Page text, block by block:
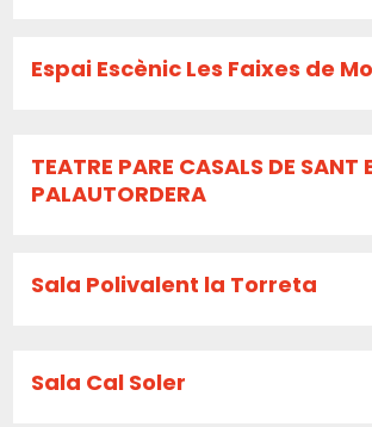
Espai Escènic Les Faixes de
TEATRE PARE CASALS DE SANT
PALAUTORDERA
Sala Polivalent la Torreta
Sala Cal Soler